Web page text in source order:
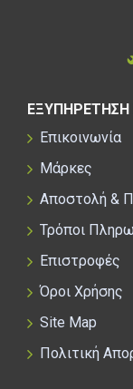
Επικοινωνία
Μάρκες
Αποστολή &
Τρόποι
Επιστροφές
Όροι Χρήσης
Site Map
Πολιτική